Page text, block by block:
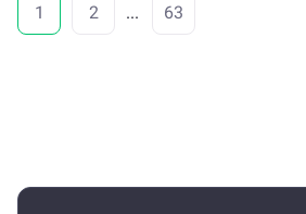
1 2 ... 63